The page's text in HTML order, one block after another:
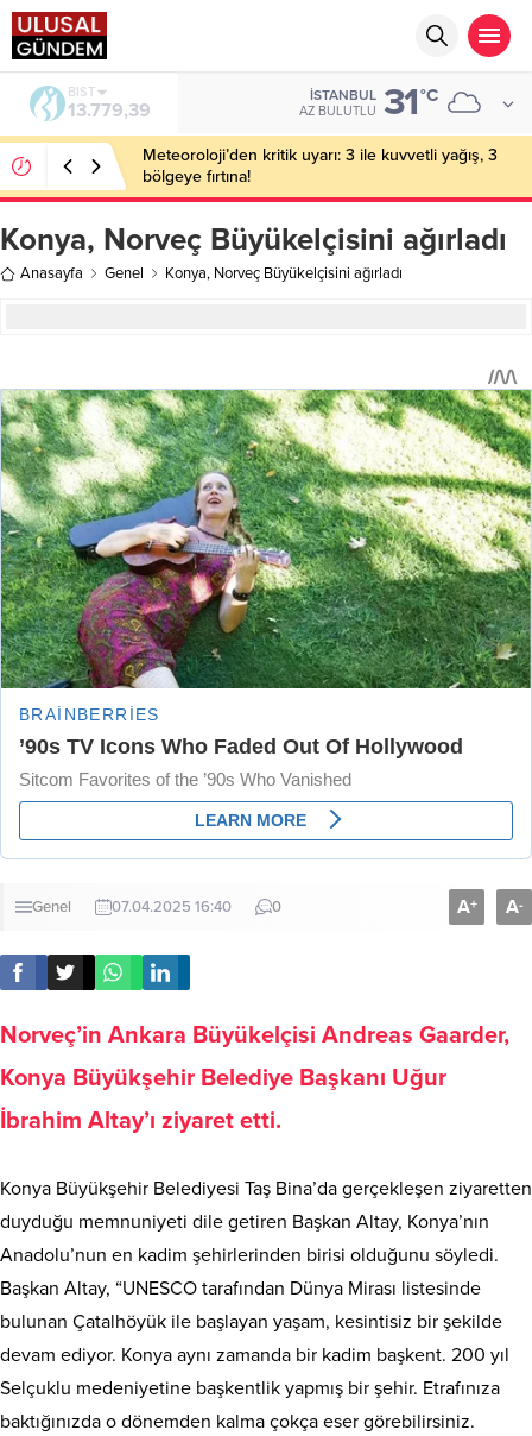
BIST
13.779,39
İSTANBUL
AZ BULUTLU 31°C
Meteoroloji’den kritik uyarı: 3 ile kuvvetli yağış, 3
bölgeye fırtına!
Konya, Norveç Büyükelçisini ağırladı
Anasayfa Genel Konya, Norveç Büyükelçisini ağırladı
Genel 07.04.2025 16:40 0 A+ A-
​​​​​​Norveç’in Ankara Büyükelçisi Andreas Gaarder,
Konya Büyükşehir Belediye Başkanı Uğur
İbrahim Altay’ı ziyaret etti.
Konya Büyükşehir Belediyesi Taş Bina’da gerçekleşen ziyaretten
duyduğu memnuniyeti dile getiren Başkan Altay, Konya’nın
Anadolu’nun en kadim şehirlerinden birisi olduğunu söyledi.
Başkan Altay, “UNESCO tarafından Dünya Mirası listesinde
bulunan Çatalhöyük ile başlayan yaşam, kesintisiz bir şekilde
devam ediyor. Konya aynı zamanda bir kadim başkent. 200 yıl
Selçuklu medeniyetine başkentlik yapmış bir şehir. Etrafınıza
baktığınızda o dönemden kalma çokça eser görebilirsiniz.